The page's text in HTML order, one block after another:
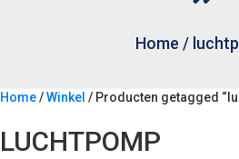
Home /
Home/Winkel / Producten getagged
LUCHTPOMP